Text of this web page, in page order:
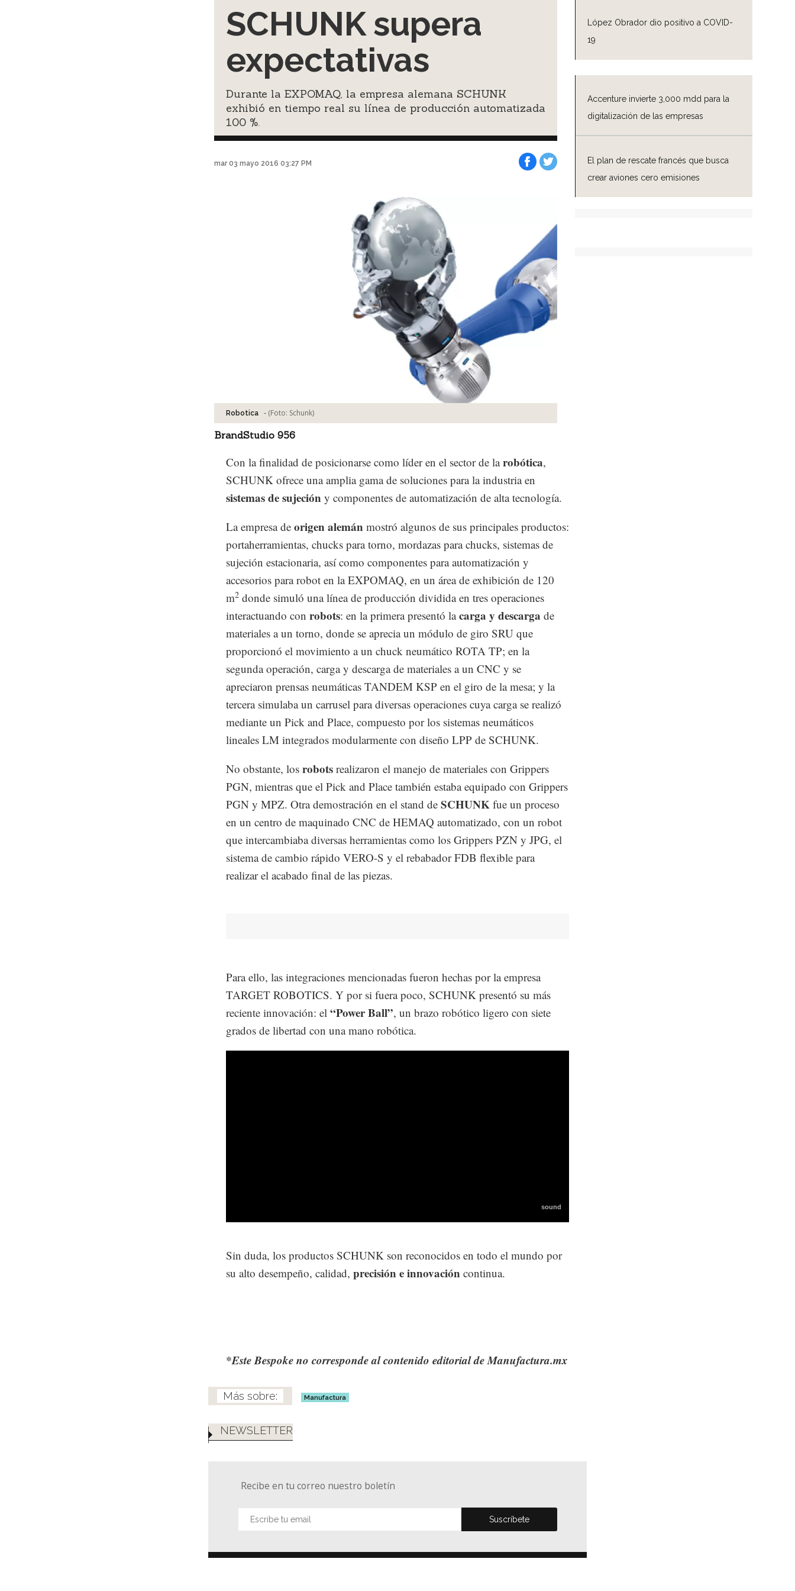
López Obrador dio positivo a COVID-
19
Accenture invierte 3,000 mdd para la
digitalización de las empresas
El plan de rescate francés que busca
crear aviones cero emisiones
SCHUNK supera
expectativas
Durante la EXPOMAQ, la empresa alemana SCHUNK
exhibió en tiempo real su línea de producción automatizada
100 %.
mar 03 mayo 2016 03:27 PM
Robotica - (Foto: Schunk)
BrandStudio 956
Con la finalidad de posicionarse como líder en el sector de larobótica,
SCHUNK ofrece una amplia gama de soluciones para la industria en
sistemas de sujeción y componentes de automatización de alta tecnología.
La empresa de origen alemán mostró algunos de sus principales productos:
portaherramientas, chucks para torno, mordazas para chucks, sistemas de
sujeción estacionaria, así como componentes para automatización y
accesorios para robot en la EXPOMAQ, en un área de exhibición de 120
m2 donde simuló una línea de producción dividida en tres operaciones
interactuando con robots: en la primera presentó lacarga y descarga de
materiales a un torno, donde se aprecia un módulo de giro SRU que
proporcionó el movimiento a un chuck neumático ROTA TP; en la
segunda operación, carga y descarga de materiales a un CNC y se
apreciaron prensas neumáticas TANDEM KSP en el giro de la mesa; y la
tercera simulaba un carrusel para diversas operaciones cuya carga se realizó
mediante un Pick and Place, compuesto por los sistemas neumáticos
lineales LM integrados modularmente con diseño LPP de SCHUNK.
No obstante, los robots realizaron el manejo de materiales con Grippers
PGN, mientras que el Pick and Place también estaba equipado con Grippers
PGN y MPZ. Otra demostración en el stand de SCHUNK fue un proceso
en un centro de maquinado CNC de HEMAQ automatizado, con un robot
que intercambiaba diversas herramientas como los Grippers PZN y JPG, el
sistema de cambio rápido VERO-S y el rebabador FDB flexible para
realizar el acabado final de las piezas.
Para ello, las integraciones mencionadas fueron hechas por la empresa
TARGET ROBOTICS. Y por si fuera poco, SCHUNK presentó su más
reciente innovación: el “Power Ball”, un brazo robótico ligero con siete
grados de libertad con una mano robótica.
Sin duda, los productos SCHUNK son reconocidos en todo el mundo por
su alto desempeño, calidad, precisión e innovación continua.
*Este Bespoke no corresponde al contenido editorial de Manufactura.mx
Manufactura
NEWSLETTER
Recibe en tu correo nuestro boletín